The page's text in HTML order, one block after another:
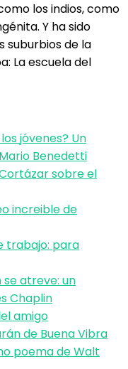
los indios, como
Y ha sido
suburbios de la
La escuela del
jóvenes? Un
Benedetti
sobre el
increible de
trabajo: para
atreve: un
Chaplin
amigo
de Buena Vibra
poema de Walt